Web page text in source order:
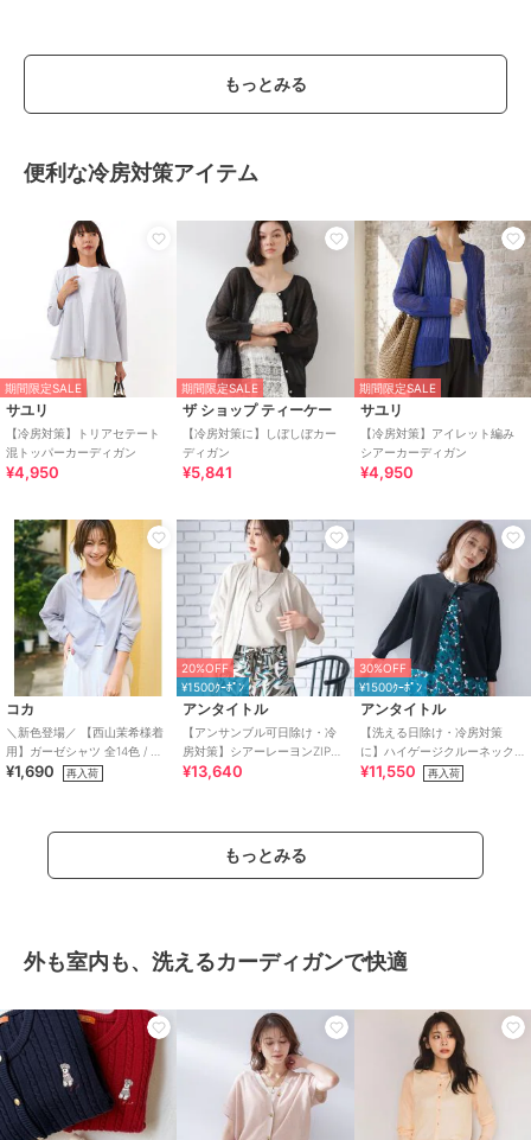
もっとみる
便利な冷房対策アイテム
期間限定SALE
サユリ
【冷房対策】トリアセテート
混トッパーカーディガン
¥4,950
期間限定SALE
ザ ショップ ティーケー
【冷房対策に】しぼしぼカー
ディガン
¥5,841
期間限定SALE
サユリ
【冷房対策】アイレット編み
シアーカーディガン
¥4,950
コカ
＼新色登場／ 【西山茉希様着
用】ガーゼシャツ 全14色 / 冷
房対策
¥1,690 再入荷
20%OFF
¥1500ｸｰﾎﾟﾝ
アンタイトル
【アンサンブル可日除け・冷
房対策】シアーレーヨンZIPカ
ーディガン
¥13,640
30%OFF
¥1500ｸｰﾎﾟﾝ
アンタイトル
【洗える日除け・冷房対策
に】ハイゲージクルーネック
カーディガン
¥11,550 再入荷
もっとみる
外も室内も、洗えるカーディガンで快適